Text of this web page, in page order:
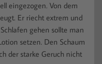
eingezogen. Von dem
Er riecht extrem und
gehen sollte man
setzen. Den Schaum
der starke Geruch nicht